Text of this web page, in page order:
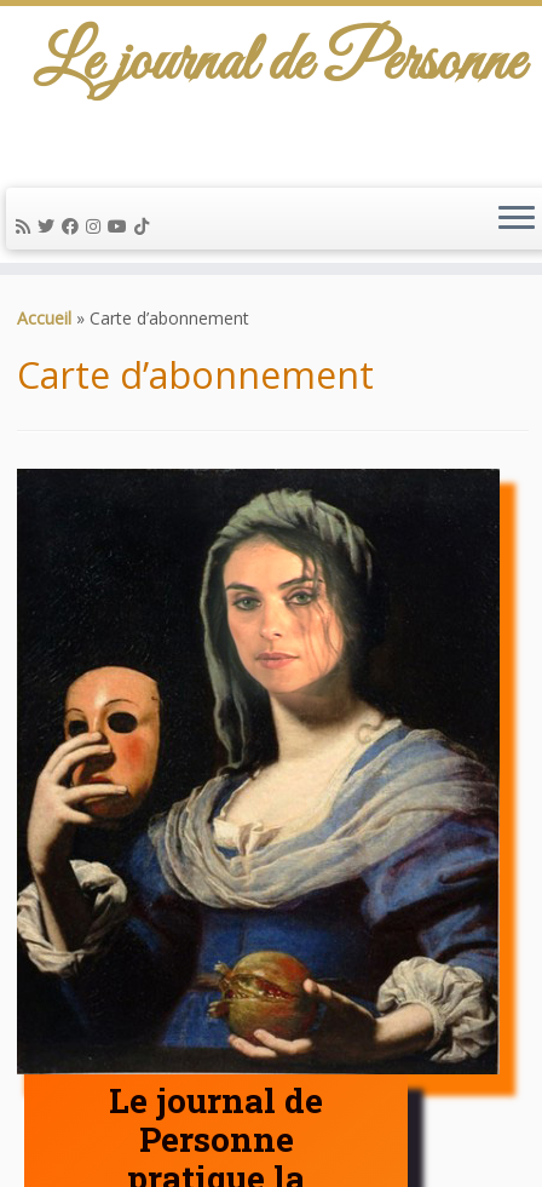
au
Le journal de Personne
Accueil » Carte d’abonnement
Carte d’abonnement
Le journal de
Personne
pratique la